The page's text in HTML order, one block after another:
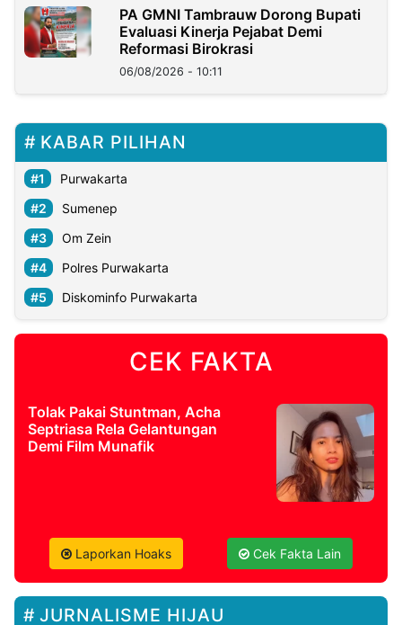
PA GMNI Tambrauw Dorong Bupati
Evaluasi Kinerja Pejabat Demi
Reformasi Birokrasi
06/08/2026 - 10:11
KABAR PILIHAN
Purwakarta
Sumenep
Om Zein
Polres Purwakarta
Diskominfo Purwakarta
CEK FAKTA
Tolak Pakai Stuntman, Acha
Septriasa Rela Gelantungan
Demi Film Munafik
Laporkan Hoaks Cek Fakta Lain
JURNALISME HIJAU